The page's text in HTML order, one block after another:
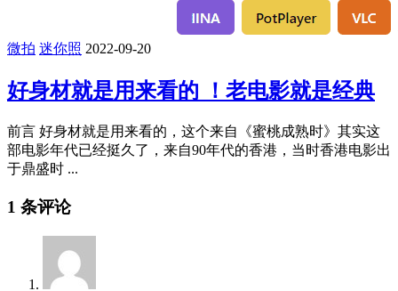
微拍 迷你照 2022-09-20
好身材就是用来看的 ！老电影就是经典
前言 好身材就是用来看的，这个来自《蜜桃成熟时》其实这
部电影年代已经挺久了，来自90年代的香港，当时香港电影出
于鼎盛时 ...
1 条评论